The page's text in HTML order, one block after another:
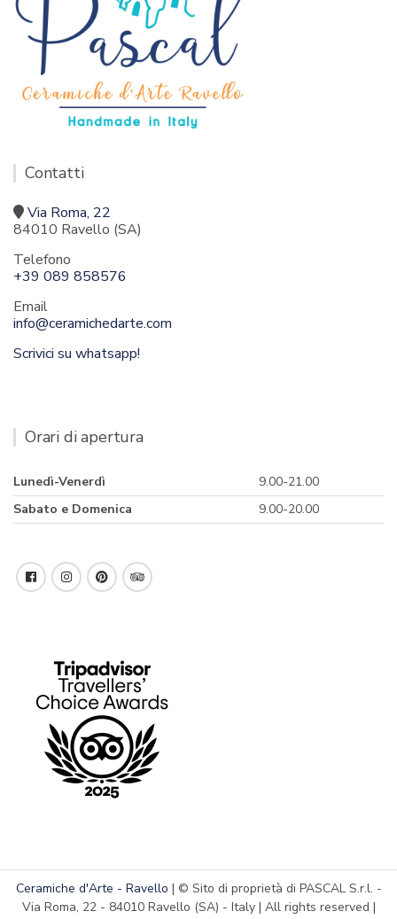
Contatti
Via Roma, 22
84010 Ravello (SA)
Telefono
+39 089 858576
Email
info@ceramichedarte.com
Scrivici su whatsapp!
Orari di apertura
Lunedì-Venerdì
9.00-21.00
Sabato e Domenica
9.00-20.00
Ceramiche d'Arte - Ravello | © Sito di proprietà di PASCAL S.r.l. -
Via Roma, 22 - 84010 Ravello (SA) - Italy | All rights reserved |